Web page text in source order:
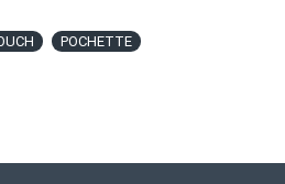
POCHETTE